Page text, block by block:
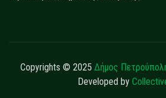
Copyrights © 2025 Δήμος
Developed by